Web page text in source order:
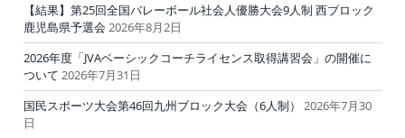
【結果】第25回全国バレーボール社会人優勝大会9人制 西ブロック
鹿児島県予選会 2026年8月2日
2026年度「JVAベーシックコーチライセンス取得講習会」の開催に
ついて 2026年7月31日
国民スポーツ大会第46回九州ブロック大会（6人制）
2026年7月30
日